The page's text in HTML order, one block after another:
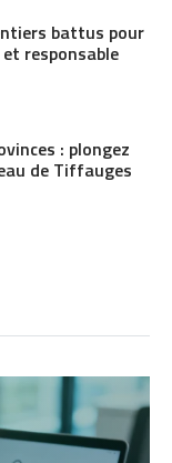
battus pour
responsable
: plongez
de Tiffauges